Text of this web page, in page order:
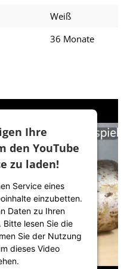
Weiß
36 Monate
Ihre
den YouTube
zu laden!
Service eines
einzubetten.
Daten zu Ihren
lesen Sie die
Sie der Nutzung
dieses Video